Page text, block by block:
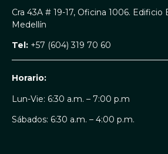
Cra 43A # 19-17, Oficina 1006. Edificio
Medellín
Tel: +57 (604) 319 70 60
Horario:
Lun-Vie: 6:30 a.m. – 7:00 p.m
Sábados: 6:30 a.m. – 4:00 p.m.